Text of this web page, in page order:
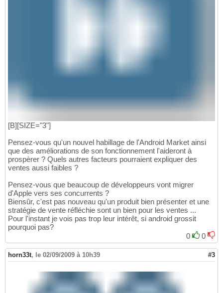
[B][SIZE="3"]
Pensez-vous qu'un nouvel habillage de l'Android Market ainsi
que des améliorations de son fonctionnement l'aideront à
prospèrer ? Quels autres facteurs pourraient expliquer des
ventes aussi faibles ?
Pensez-vous que beaucoup de développeurs vont migrer
d'Apple vers ses concurrents ?
Biensûr, c'est pas nouveau qu'un produit bien présenter et une
stratégie de vente réfléchie sont un bien pour les ventes ...
Pour l'instant je vois pas trop leur intérêt, si android grossit
pourquoi pas?
0
0
horn33t, le 02/09/2009 à 10h39 #3